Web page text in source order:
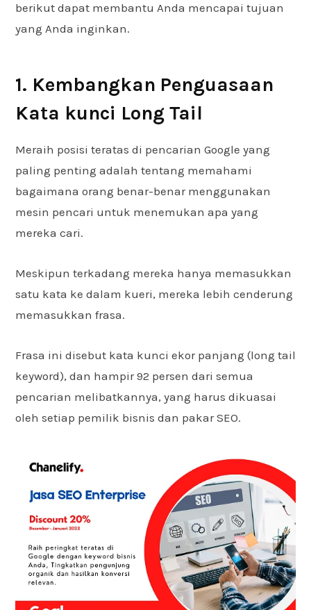
berikut dapat membantu Anda mencapai tujuan
yang Anda inginkan.
1. Kembangkan Penguasaan
Kata kunci Long Tail
Meraih posisi teratas di pencarian Google yang
paling penting adalah tentang memahami
bagaimana orang benar-benar menggunakan
mesin pencari untuk menemukan apa yang
mereka cari.
Meskipun terkadang mereka hanya memasukkan
satu kata ke dalam kueri, mereka lebih cenderung
memasukkan frasa.
Frasa ini disebut kata kunci ekor panjang (long tail
keyword), dan hampir 92 persen dari semua
pencarian melibatkannya, yang harus dikuasai
oleh setiap pemilik bisnis dan pakar SEO.